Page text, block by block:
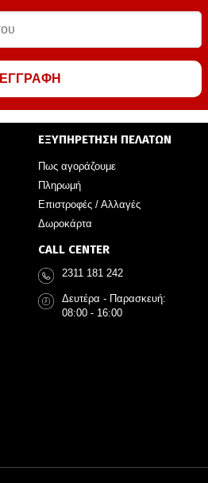
ΕΓΓΡΑΦΗ
ΕΞΥΠΗΡΕΤΗΣΗ ΠΕΛΑΤΩΝ
Πως αγοράζουμε
Πληρωμή
Επιστροφές / Αλλαγές
Δωροκάρτα
CALL CENTER
2311 181 242
Δευτέρα - Παρασκευή:
08:00 - 16:00